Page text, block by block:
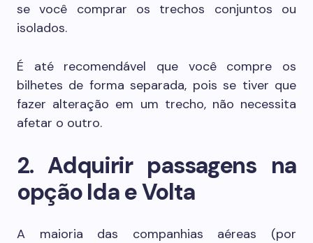
se você comprar os trechos conjuntos ou
isolados.
É até recomendável que você compre os
bilhetes de forma separada, pois se tiver que
fazer alteração em um trecho, não necessita
afetar o outro.
2.Adquirir passagens na
opção Ida e Volta
A maioria das companhias aéreas (por